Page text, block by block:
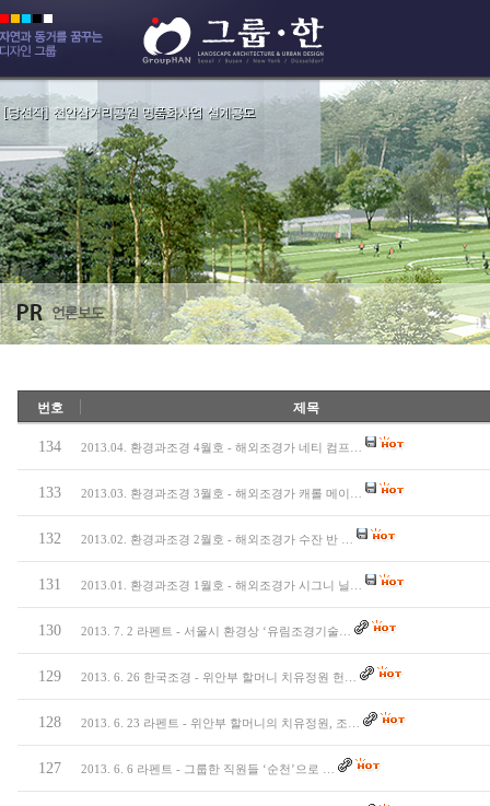
번호 제목
134 2013.04. 환경과조경 4월호 - 해외조경가 네티 컴프…
133 2013.03. 환경과조경 3월호 - 해외조경가 캐롤 메이…
132 2013.02. 환경과조경 2월호 - 해외조경가 수잔 반 …
131 2013.01. 환경과조경 1월호 - 해외조경가 시그니 닐…
130 2013. 7. 2 라펜트 - 서울시 환경상 ‘유림조경기술…
129 2013. 6. 26 한국조경 - 위안부 할머니 치유정원 헌…
128 2013. 6. 23 라펜트 - 위안부 할머니의 치유정원, 조…
127 2013. 6. 6 라펜트 - 그룹한 직원들 ‘순천’으로 …